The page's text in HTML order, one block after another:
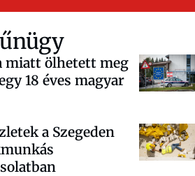
miatt ölhetett meg
18 éves magyar
a Szegeden